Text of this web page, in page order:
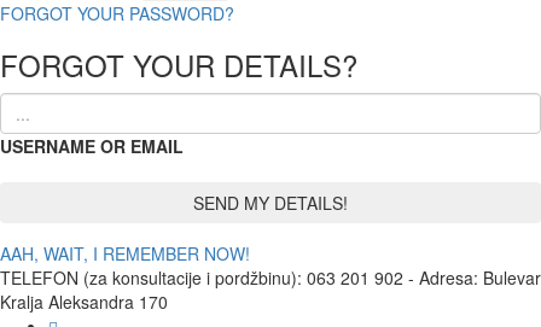
FORGOT YOUR PASSWORD?
FORGOT YOUR DETAILS?
USERNAME OR EMAIL
AAH, WAIT, I REMEMBER NOW!
TELEFON (za konsultacije i pordžbinu): 063 201 902 - Adresa: Bulevar
Kralja Aleksandra 170